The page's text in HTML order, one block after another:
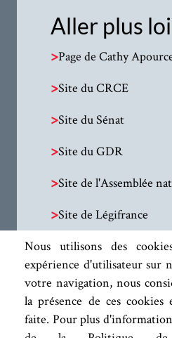
Nous utilisons des
expérience d'utilisateur sur
votre navigation, nous
la présence de ces
faite. Pour plus
Aller plus
>Page de Cathy
>Site du CRCE
>Site du Sénat
>Site du GDR
>Site de l'Assemblée
>Site de Légifrance